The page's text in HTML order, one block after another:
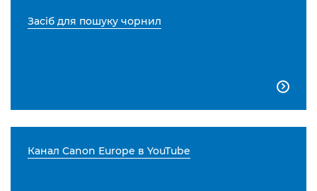
Засіб для пошуку чорнил

Канал Canon Europe в YouTube